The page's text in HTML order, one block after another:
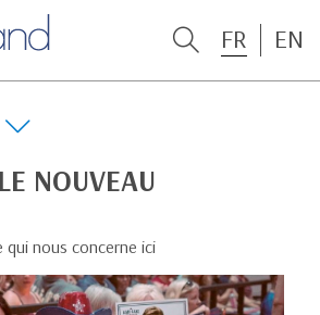
FR EN
NOUVEAU
qui nous concerne ici